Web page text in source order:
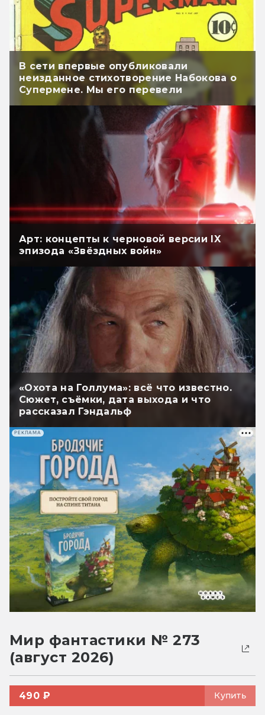
В сети впервые опубликовали
неизданное стихотворение Набокова о
Супермене. Мы его перевели
Арт: концепты к черновой версии IX
эпизода «Звёздных войн»
«Охота на Голлума»: всё что известно.
Сюжет, съёмки, дата выхода и что
рассказал Гэндальф
РЕКЛАМА
Мир фантастики № 273
(август 2026)
490 ₽ Купить